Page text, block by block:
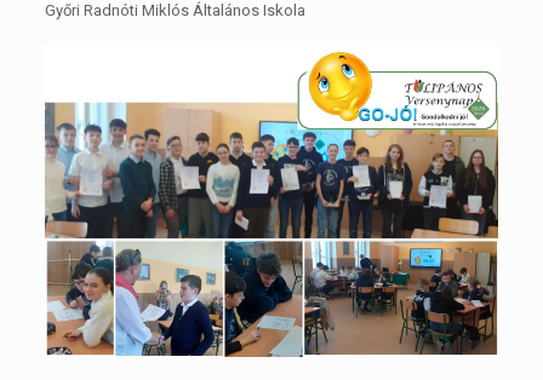
Győri Radnóti Miklós Általános Iskola